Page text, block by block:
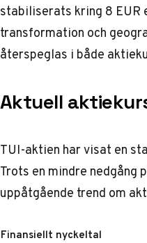
stabiliserats kring 8
transformation och
återspeglas i både
Aktuell
TUI-aktien har visat en
Trots en mindre nedgång
uppåtgående trend om
Finansiellt nyckeltal